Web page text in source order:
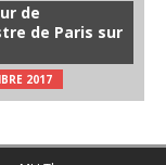
de
de Paris sur
2017